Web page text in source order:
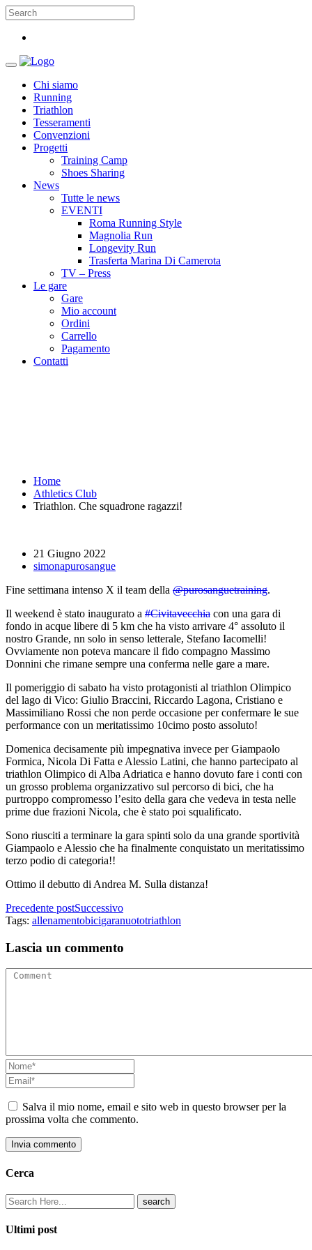
Chi siamo
Running
Triathlon
Tesseramenti
Convenzioni
Progetti
Training Camp
Shoes Sharing
News
Tutte le news
EVENTI
Roma Running Style
Magnolia Run
Longevity Run
Trasferta Marina Di Camerota
TV – Press
Le gare
Gare
Mio account
Ordini
Carrello
Pagamento
Contatti
Home
Athletics Club
Triathlon. Che squadrone ragazzi!
21 Giugno 2022
simonapurosangue
Fine settimana intenso X il team della @purosanguetraining.
Il weekend è stato inaugurato a #Civitavecchia con una gara di
fondo in acque libere di 5 km che ha visto arrivare 4° assoluto il
nostro Grande, nn solo in senso letterale, Stefano Iacomelli!
Ovviamente non poteva mancare il fido compagno Massimo
Donnini che rimane sempre una conferma nelle gare a mare.
Il pomeriggio di sabato ha visto protagonisti al triathlon Olimpico
del lago di Vico: Giulio Braccini, Riccardo Lagona, Cristiano e
Massimiliano Rossi che non perde occasione per confermare le sue
performance con un meritatissimo 10cimo posto assoluto!
Domenica decisamente più impegnativa invece per Giampaolo
Formica, Nicola Di Fatta e Alessio Latini, che hanno partecipato al
triathlon Olimpico di Alba Adriatica e hanno dovuto fare i conti con
un grosso problema organizzativo sul percorso di bici, che ha
purtroppo compromesso l’esito della gara che vedeva in testa nelle
prime due frazioni Nicola, che è stato poi squalificato.
Sono riusciti a terminare la gara spinti solo da una grande sportività
Giampaolo e Alessio che ha finalmente conquistato un meritatissimo
terzo podio di categoria!!
Ottimo il debutto di Andrea M. Sulla distanza!
Precedente postSuccessivo
Tags: allenamentobicigaranuototriathlon
Lascia un commento
Salva il mio nome, email e sito web in questo browser per la
prossima volta che commento.
Invia commento
Cerca
Ultimi post